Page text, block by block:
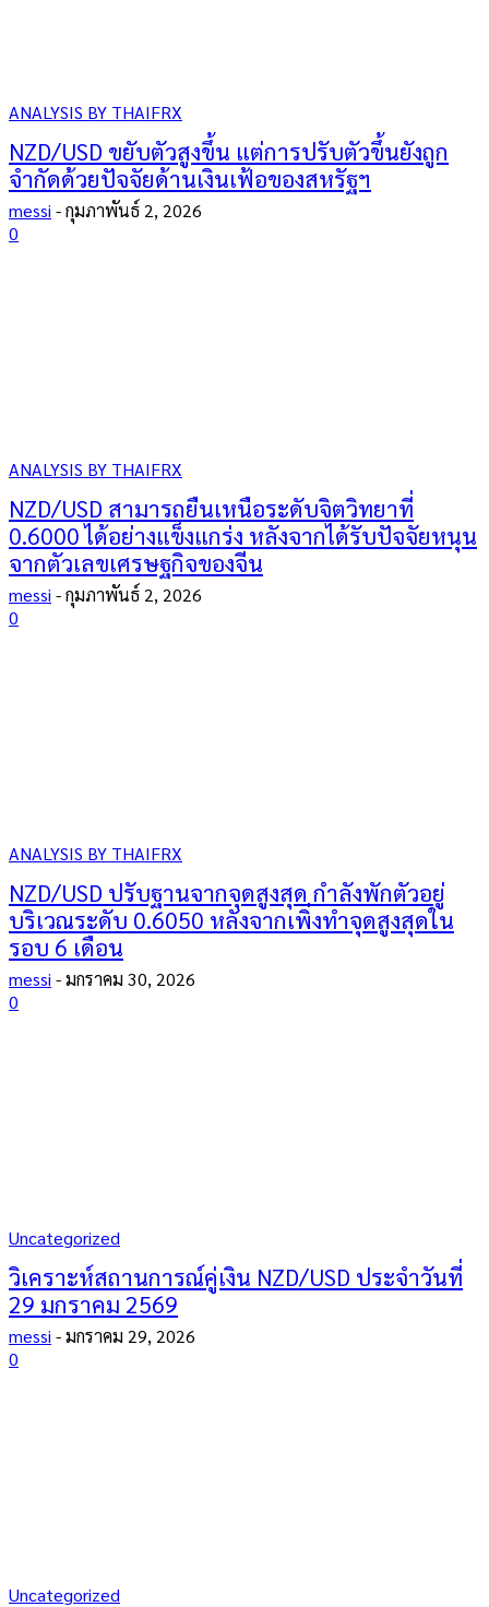
ANALYSIS BY THAIFRX
NZD/USD ขยับตัวสูงขึ้น แต่การปรับตัวขึ้นยังถูก
จำกัดด้วยปัจจัยด้านเงินเฟ้อของสหรัฐฯ
messi -กุมภาพันธ์ 2, 2026
0
ANALYSIS BY THAIFRX
NZD/USD สามารถยืนเหนือระดับจิตวิทยาที่
0.6000 ได้อย่างแข็งแกร่ง หลังจากได้รับปัจจัยหนุน
จากตัวเลขเศรษฐกิจของจีน
messi -กุมภาพันธ์ 2, 2026
0
ANALYSIS BY THAIFRX
NZD/USD ปรับฐานจากจุดสูงสุด กำลังพักตัวอยู่
บริเวณระดับ 0.6050 หลังจากเพิ่งทำจุดสูงสุดใน
รอบ 6 เดือน
messi -มกราคม 30, 2026
0
Uncategorized
วิเคราะห์สถานการณ์คู่เงิน NZD/USD ประจำวันที่
29 มกราคม 2569
messi -มกราคม 29, 2026
0
Uncategorized